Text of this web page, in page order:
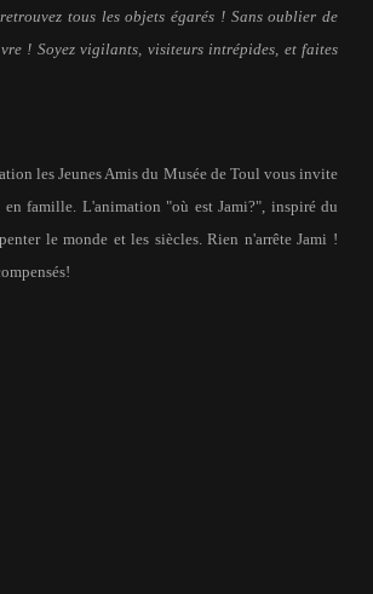
tous les objets égarés ! Sans oublier de
! Soyez vigilants, visiteurs intrépides, et faites
les Jeunes Amis du Musée de Toul vous invite
famille. L'animation "où est Jami?", inspiré du
le monde et les siècles. Rien n'arrête Jami !